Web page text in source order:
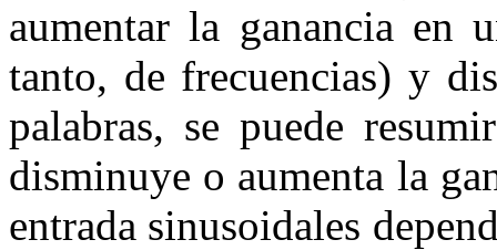
aumentar la ganancia en
tanto, de frecuencias) y
palabras, se puede
disminuye o aumenta la
entrada sinusoidales